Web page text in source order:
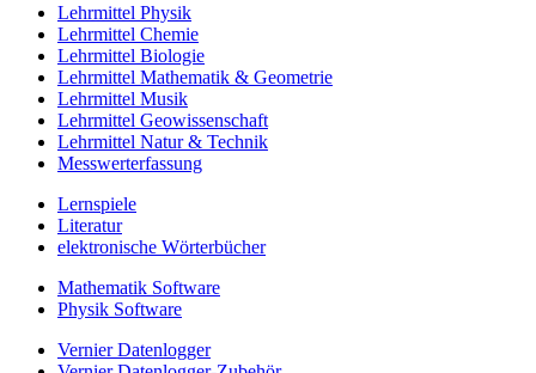
Lehrmittel Physik
Lehrmittel Chemie
Lehrmittel Biologie
Lehrmittel Mathematik & Geometrie
Lehrmittel Musik
Lehrmittel Geowissenschaft
Lehrmittel Natur & Technik
Messwerterfassung
Lernspiele
Literatur
elektronische Wörterbücher
Mathematik Software
Physik Software
Vernier Datenlogger